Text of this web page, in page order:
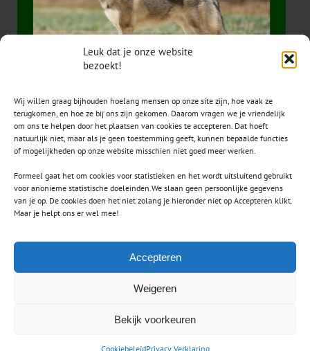
Leuk dat je onze website
bezoekt!
Wij willen graag bijhouden hoelang mensen op onze site zijn, hoe vaak ze
terugkomen, en hoe ze bij ons zijn gekomen. Daarom vragen we je vriendelijk
om ons te helpen door het plaatsen van cookies te accepteren. Dat hoeft
natuurlijk niet, maar als je geen toestemming geeft, kunnen bepaalde functies
of mogelijkheden op onze website misschien niet goed meer werken.
Formeel gaat het om cookies voor statistieken en het wordt uitsluitend gebruikt
voor anonieme statistische doeleinden.We slaan geen persoonlijke gegevens
van je op. De cookies doen het niet zolang je hieronder niet op Accepteren klikt.
Maar je helpt ons er wel mee!
Accepteren
Weigeren
Bekijk voorkeuren
CookiebeleidPrivacy Verklaring
CONTACT
secretaris.avls@gmail.com
Theme Fusion